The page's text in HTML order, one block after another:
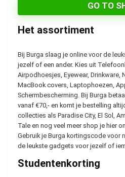
GO TO
Het assortiment
Bij Burga slaag je online voor de
jezelf of een ander. Kies uit
Airpodhoesjes, Eyewear,
MacBook covers, Laptophoezen,
Schermbescherming. Bij Burga
vanaf €70,- en komt je bestelling
collecties als Paradise City, El Sol,
Tale en nog veel meer shop je hier
Gebruik je Burga kortingscode voor
de leukste gadgets voor jezelf of
Studentenkorting